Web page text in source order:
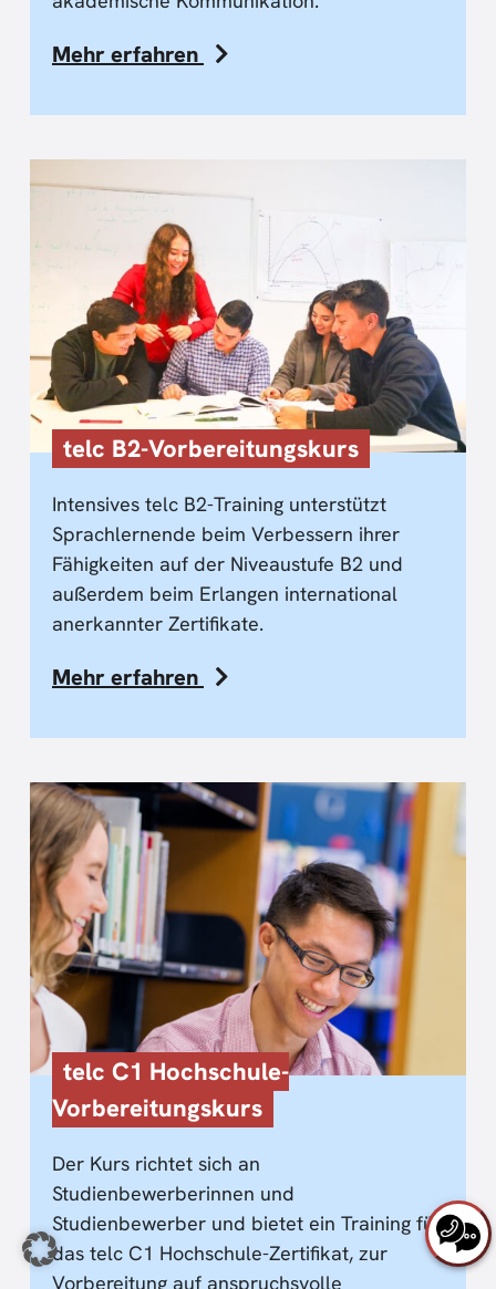
Mehr erfahren
telc B2-Vorbereitungskurs
Intensives telc B2-Training unterstützt
Sprachlernende beim Verbessern ihrer
Fähigkeiten auf der Niveaustufe B2 und
außerdem beim Erlangen international
anerkannter Zertifikate.
Mehr erfahren
telc C1 Hochschule-
Vorbereitungskurs
Der Kurs richtet sich an
Studienbewerberinnen und
Studienbewerber und bietet ein Training für
das telc C1 Hochschule-Zertifikat, zur
Vorbereitung auf anspruchsvolle